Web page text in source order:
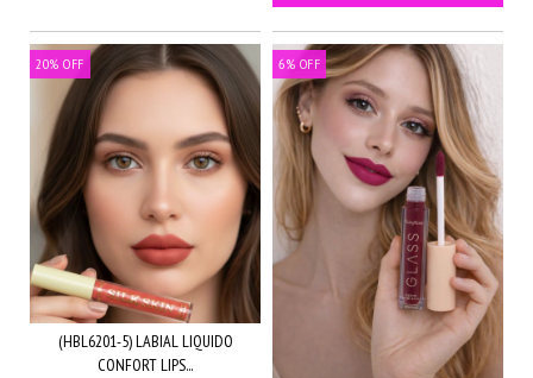
20% OFF
(HBL6201-5) LABIAL LIQUIDO
CONFORT LIPS...
6% OFF